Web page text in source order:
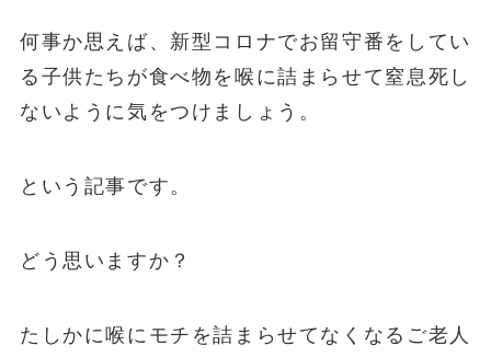
何事か思えば、新型コロナでお留守番をしてい
る子供たちが食べ物を喉に詰まらせて窒息死し
ないように気をつけましょう。
という記事です。
どう思いますか？
たしかに喉にモチを詰まらせてなくなるご老人